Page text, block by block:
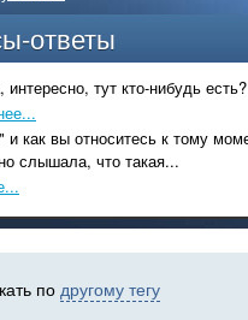
ответы
тут кто-нибудь есть?
как вы относитесь к тому
слышала, что такая...
по другому тегу